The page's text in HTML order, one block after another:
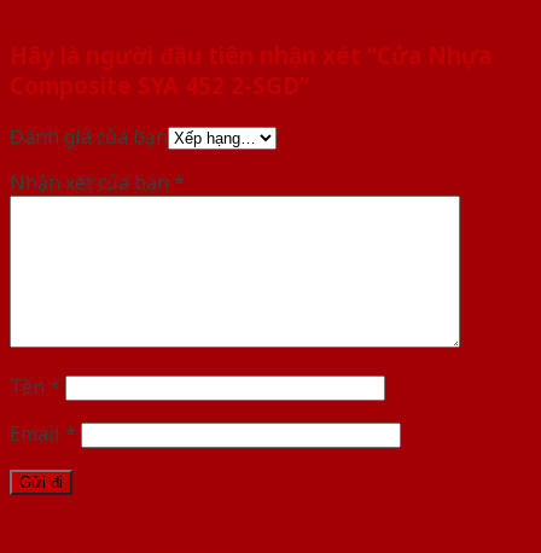
Hãy là người đầu tiên nhận xét “Cửa Nhựa
Composite SYA 452 2-SGD”
Đánh giá của bạn
Nhận xét của bạn *
Tên *
Email *